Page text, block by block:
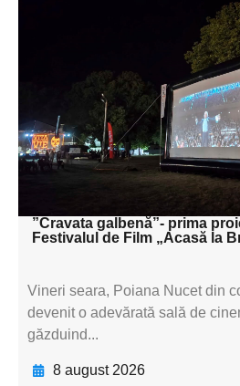
Adaugă aici
textul pentru
textul pentru
subtitluAdaugă
textul pentru
”Cravata galbenă”- prima
Festivalul de Film „Acasă la
Vineri seara, Poiana Nucet din
devenit o adevărată sală de
găzduind...
8 august 2026